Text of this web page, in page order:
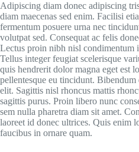
Adipiscing diam donec adipiscing
diam maecenas sed enim. Facilisi
fermentum posuere urna nec
volutpat sed. Consequat ac felis
Lectus proin nibh nisl condimentum
Tellus integer feugiat scelerisque
quis hendrerit dolor magna eget est
pellentesque eu tincidunt.
elit. Sagittis nisl rhoncus mattis
sagittis purus. Proin libero nunc
sem nulla pharetra diam sit amet.
laoreet id donec ultrices. Quis enim
faucibus in ornare quam.